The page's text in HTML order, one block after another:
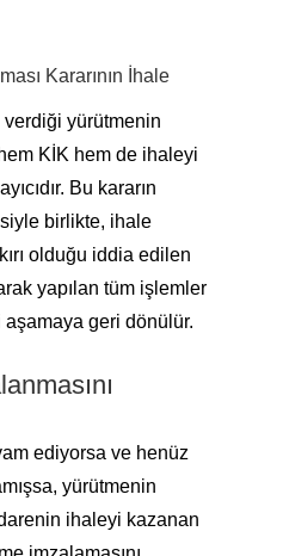
Kararının İhale
verdiği yürütmenin
KİK hem de ihaleyi
Bu kararın
birlikte, ihale
olduğu iddia edilen
yapılan tüm işlemler
geri dönülür.
ediyorsa ve henüz
yürütmenin
ihaleyi kazanan